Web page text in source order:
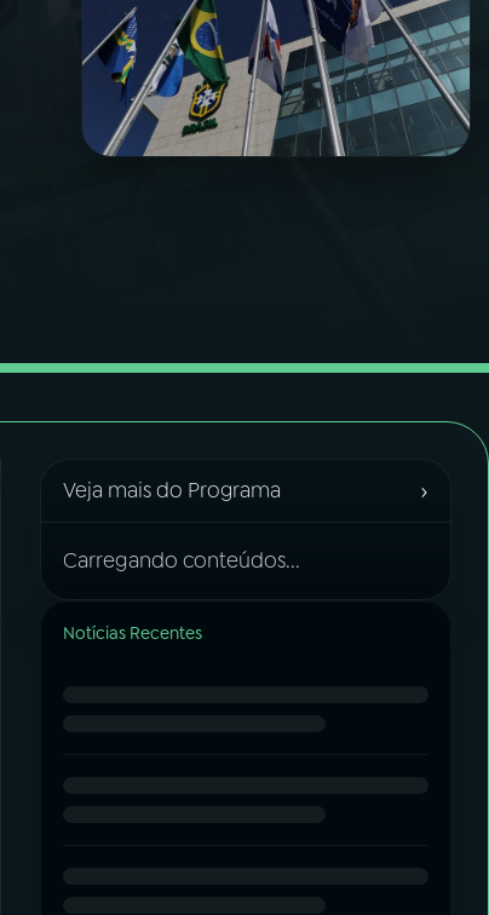
Veja mais do Programa ›
Carregando conteúdos...
Notícias Recentes